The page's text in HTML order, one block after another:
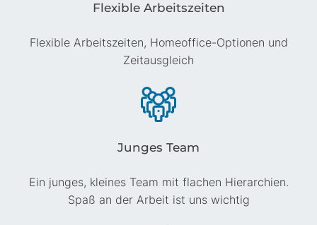
Flexible Arbeitszeiten
Flexible Arbeitszeiten, Homeoffice-Optionen und
Zeitausgleich
Junges Team
Ein junges, kleines Team mit flachen Hierarchien.
Spaß an der Arbeit ist uns wichtig